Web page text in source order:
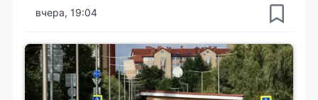
вчера, 19:04